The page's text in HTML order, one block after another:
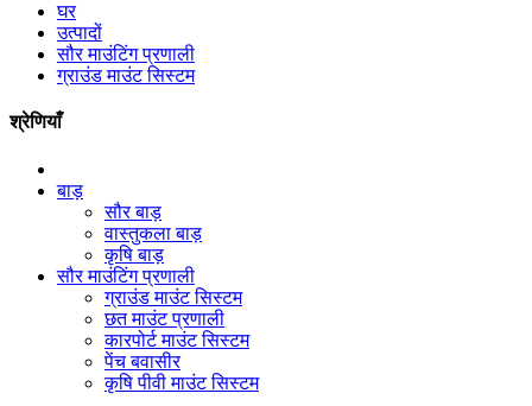
घर
उत्पादों
सौर माउंटिंग प्रणाली
ग्राउंड माउंट सिस्टम
श्रेणियाँ
बाड़
सौर बाड़
वास्तुकला बाड़
कृषि बाड़
सौर माउंटिंग प्रणाली
ग्राउंड माउंट सिस्टम
छत माउंट प्रणाली
कारपोर्ट माउंट सिस्टम
पेंच बवासीर
कृषि पीवी माउंट सिस्टम